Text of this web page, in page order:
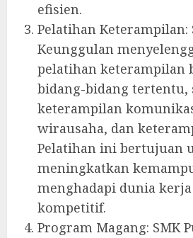
efisien.
Pelatihan Keterampilan:
Keunggulan
pelatihan keterampilan
bidang-bidang tertentu,
keterampilan
wirausaha, dan
Pelatihan ini bertujuan
meningkatkan
menghadapi dunia
kompetitif.
Program Magang: SMK